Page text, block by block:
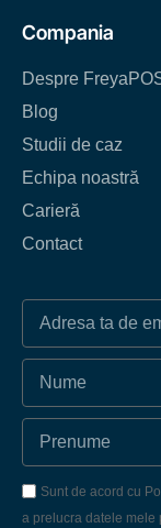
Compania
Despre
Blog
Studii de caz
Echipa noastră
Carieră
Contact
Sunt de acord cu
a prelucra datele mele